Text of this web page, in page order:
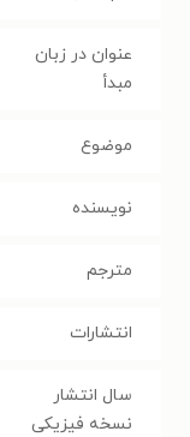
عنوان در زبان
مبدأ
موضوع
نویسنده
مترجم
انتشارات
سال انتشار
نسخه فیزیکی